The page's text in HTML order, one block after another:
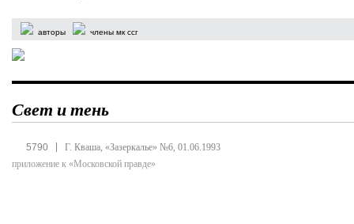
авторы члены мк ссг
Свет и тень
5790
Г. Кваша, «Зазеркалье» №6, 01.06.1993
приложение к «Московской правде»